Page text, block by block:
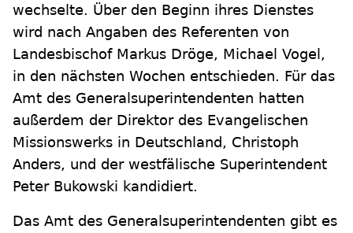
wechselte. Über den Beginn ihres Dienstes
wird nach Angaben des Referenten von
Landesbischof Markus Dröge, Michael Vogel,
in den nächsten Wochen entschieden. Für das
Amt des Generalsuperintendenten hatten
außerdem der Direktor des Evangelischen
Missionswerks in Deutschland, Christoph
Anders, und der westfälische Superintendent
Peter Bukowski kandidiert.
Das Amt des Generalsuperintendenten gibt es